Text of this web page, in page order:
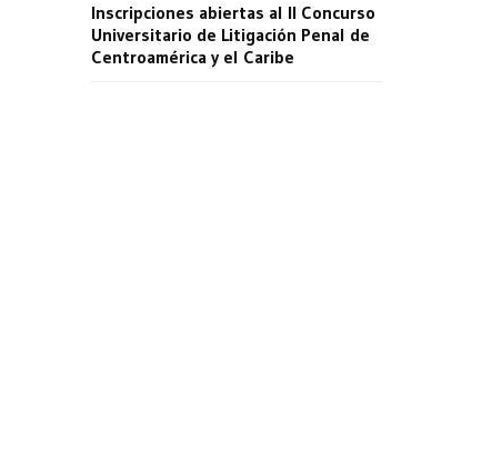
Inscripciones abiertas al II Concurso
Universitario de Litigación Penal de
Centroamérica y el Caribe